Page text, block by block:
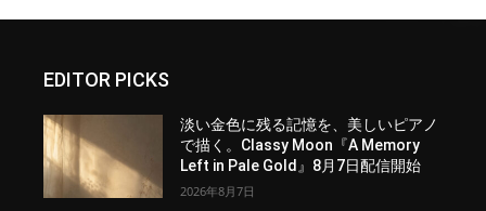
EDITOR PICKS
淡い金色に残る記憶を、美しいピアノ
で描く。Classy Moon『A Memory
Left in Pale Gold』8月7日配信開始
2026年8月7日